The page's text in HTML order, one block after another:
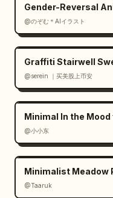
Gender-Reversal
@のぞむ＊AIイラスト
Graffiti Stairwell
@serein ｜买美股上币安
Minimal In the
@小小东
Minimalist Meadow
@Taaruk